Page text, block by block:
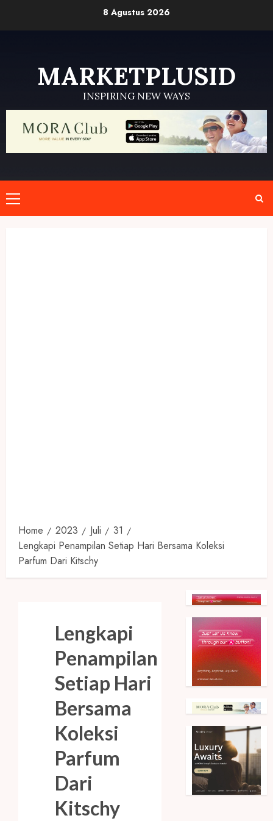
8 Agustus 2026
MARKETPLUSID
INSPIRING NEW WAYS
Primary
Menu
Home 2023 Juli
31
Lengkapi Penampilan Setiap Hari Bersama Koleksi
Parfum Dari Kitschy
Lengkapi
Penampilan
Setiap Hari
Bersama
Koleksi
Parfum
Dari
Kitschy